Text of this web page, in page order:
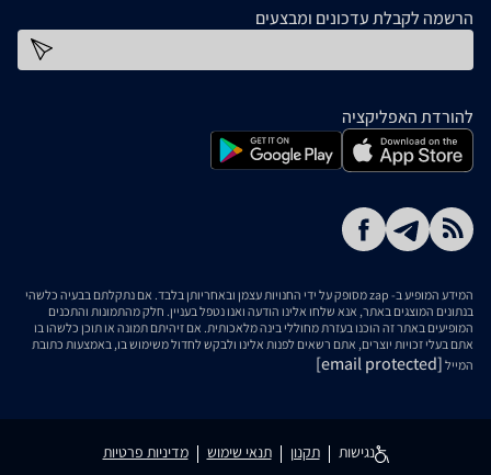
הרשמה לקבלת עדכונים ומבצעים
להורדת האפליקציה
המידע המופיע ב- zap מסופק על ידי החנויות עצמן ובאחריותן בלבד. אם נתקלתם בבעיה כלשהי
בנתונים המוצגים באתר, אנא שלחו אלינו הודעה ואנו נטפל בעניין. חלק מהתמונות והתכנים
המופיעים באתר זה הוכנו בעזרת מחוללי בינה מלאכותית. אם זיהיתם תמונה או תוכן כלשהו בו
אתם בעלי זכויות יוצרים, אתם רשאים לפנות אלינו ולבקש לחדול משימוש בו, באמצעות כתובת
המייל [email protected]
נגישות תקנון תנאי שימוש מדיניות פרטיות